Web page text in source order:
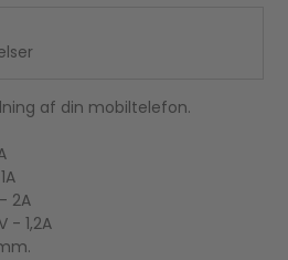
af din mobiltelefon.
2A
- 1,2A